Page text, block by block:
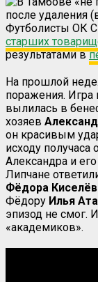
Футболисты ОК
старших
результатами в
На прошлой
поражения. Игра
вылилась в
хозяев
он красивым
исходу
Александра и
Липчане
Фёдора
Фёдору Илья
эпизод не смог.
«академиков».